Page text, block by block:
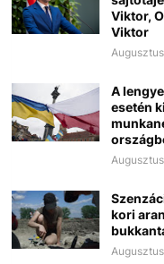
Viktor,
Viktor
A
esetén
kori